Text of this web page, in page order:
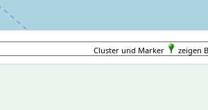
Cluster und Marker zeigen